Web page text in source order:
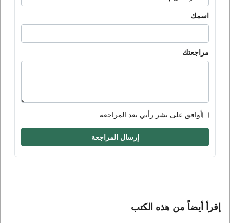
اسمك
مراجعتك
أوافق على نشر رأيي بعد المراجعة.
إرسال المراجعة
إقرأ أيضاً من هذه الكتب